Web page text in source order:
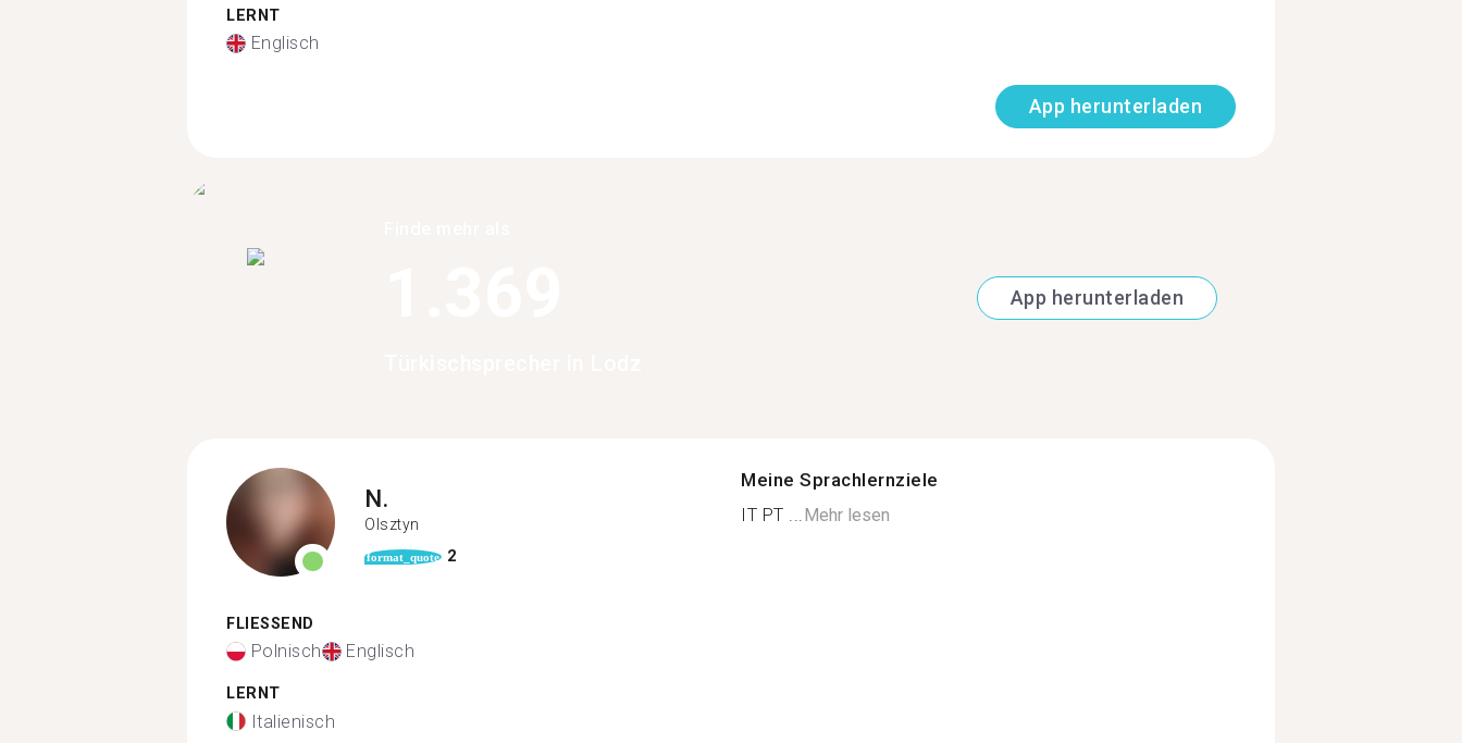
LERNT
Englisch
App herunterladen
App herunterladen
N.
Olsztyn
format_quote 2
FLIESSEND
Polnisch Englisch
LERNT
Italienisch
Meine Sprachlernziele
IT PT ... Mehr lesen